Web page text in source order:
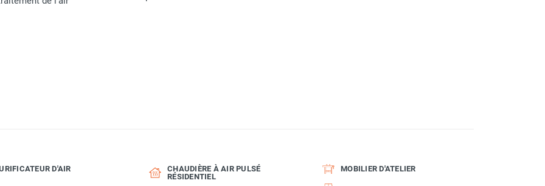
D'AIR
CHAUDIÈRE À AIR PULSÉ
RÉSIDENTIEL
MOBILIER D'ATELIER